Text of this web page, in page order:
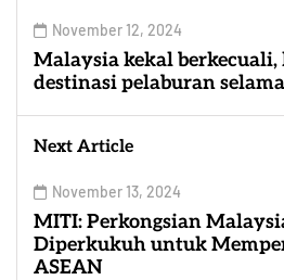
November 12, 2024
Malaysia kekal
destinasi pelaburan
Next Article
November 13, 2024
MITI: Perkongsian
Diperkukuh untuk
ASEAN